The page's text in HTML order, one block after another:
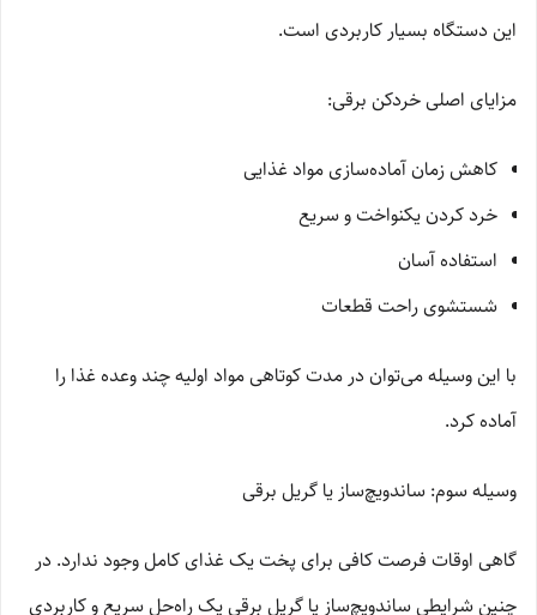
این دستگاه بسیار کاربردی است.
مزایای اصلی خردکن برقی:
کاهش زمان آماده‌سازی مواد غذایی
خرد کردن یکنواخت و سریع
استفاده آسان
شستشوی راحت قطعات
با این وسیله می‌توان در مدت کوتاهی مواد اولیه چند وعده غذا را
آماده کرد.
وسیله سوم: ساندویچ‌ساز یا گریل برقی
گاهی اوقات فرصت کافی برای پخت یک غذای کامل وجود ندارد. در
چنین شرایطی ساندویچ‌ساز یا گریل برقی یک راه‌حل سریع و کاربردی